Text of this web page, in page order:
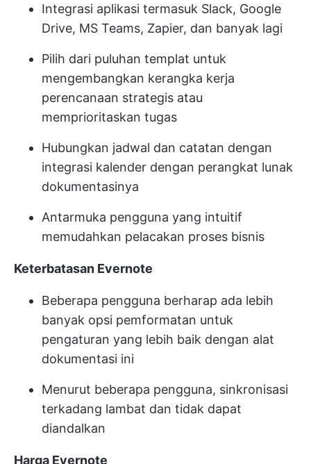
Integrasi aplikasi termasuk Slack, Google
Drive, MS Teams, Zapier, dan banyak lagi
Pilih dari puluhan templat untuk
mengembangkan kerangka kerja
perencanaan strategis atau
memprioritaskan tugas
Hubungkan jadwal dan catatan dengan
integrasi kalender dengan perangkat lunak
dokumentasinya
Antarmuka pengguna yang intuitif
memudahkan pelacakan proses bisnis
Keterbatasan Evernote
Beberapa pengguna berharap ada lebih
banyak opsi pemformatan untuk
pengaturan yang lebih baik dengan alat
dokumentasi ini
Menurut beberapa pengguna, sinkronisasi
terkadang lambat dan tidak dapat
diandalkan
Harga Evernote